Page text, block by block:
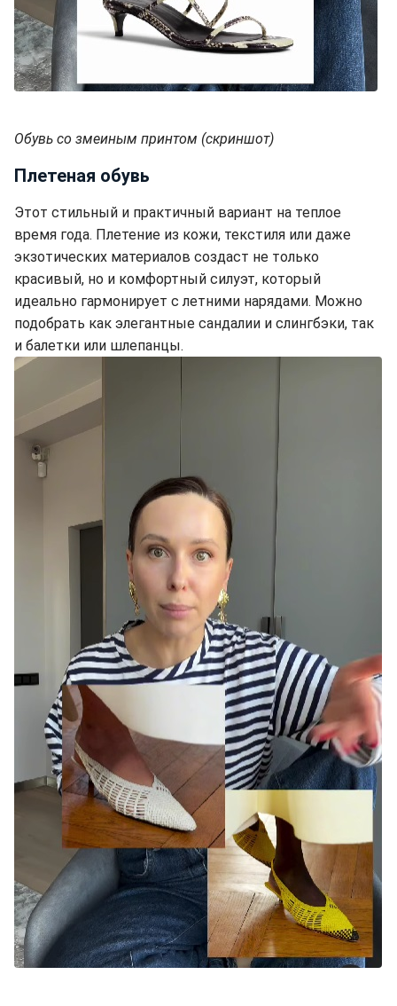
Обувь со змеиным принтом (скриншот)
Плетеная обувь
Этот стильный и практичный вариант на теплое
время года. Плетение из кожи, текстиля или даже
экзотических материалов создаст не только
красивый, но и комфортный силуэт, который
идеально гармонирует с летними нарядами. Можно
подобрать как элегантные сандалии и слингбэки, так
и балетки или шлепанцы.